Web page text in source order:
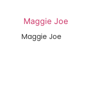
Maggie Joe